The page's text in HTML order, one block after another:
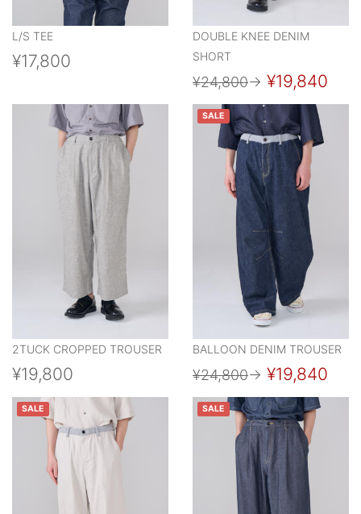
L/S TEE
¥17,800
DOUBLE KNEE DENIM
SHORT
¥24,800→ ¥19,840
2TUCK CROPPED TROUSER
¥19,800
SALE
BALLOON DENIM TROUSER
¥24,800→ ¥19,840
SALE SALE